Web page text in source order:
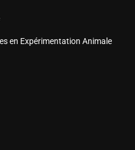
en Expérimentation Animale